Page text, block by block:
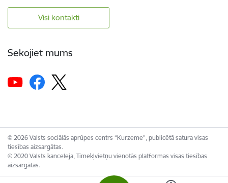
Visi kontakti
Sekojiet mums
© 2026 Valsts sociālās aprūpes centrs “Kurzeme”, publicētā satura visas
tiesības aizsargātas.
© 2020 Valsts kanceleja, Tīmekļvietņu vienotās platformas visas tiesības
aizsargātas.